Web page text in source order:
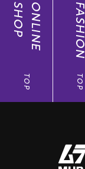
ONLINE
SHOP
TOP
FASHION
TOP